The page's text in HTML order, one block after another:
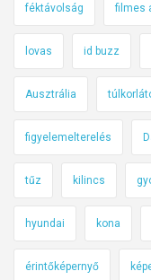
féktávolság filmes
lovas id buzz
Ausztrália
figyelemelterelés
tűz kilincs
hyundai kona
érintőképernyő